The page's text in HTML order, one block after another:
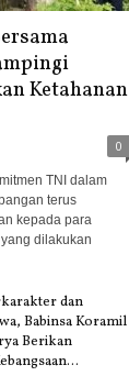
Ketahanan
0
TNI dalam
terus
kepada para
dilakukan
dan
Babinsa Koramil
Berikan